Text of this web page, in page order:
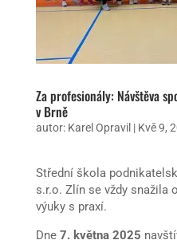
Za profesionály: Návštěva
v Brně
autor: Karel Opravil | Kvě 9,
Střední škola
s.r.o. Zlín se vždy snažila
výuky s praxí.
Dne 7. května 2025